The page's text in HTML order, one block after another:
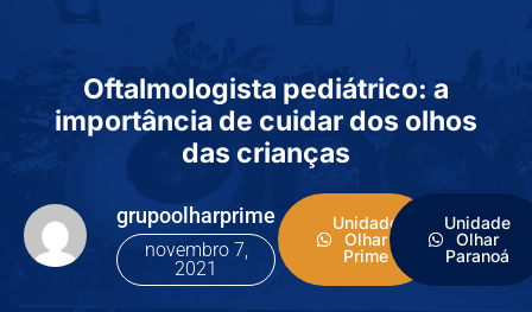
Oftalmologista pediátrico: a
importância de cuidar dos olhos
das crianças
grupoolharprime
novembro 7,
2021
Unidade
Olhar
Prime
Unidade
Olhar
Paranoá